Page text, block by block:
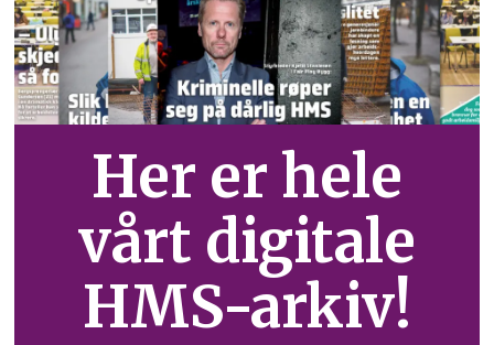
Her er hele
vårt digitale
HMS-arkiv!